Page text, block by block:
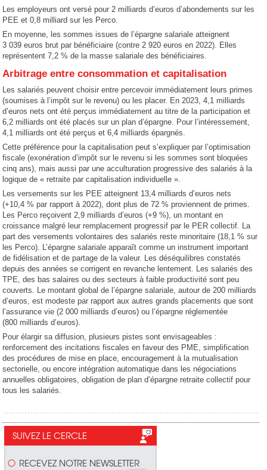
Les employeurs ont versé pour 2 milliards d’euros d’abondements sur les
PEE et 0,8 milliard sur les Perco.
En moyenne, les sommes issues de l’épargne salariale atteignent
3 039 euros brut par bénéficiaire (contre 2 920 euros en 2022). Elles
représentent 7,2 % de la masse salariale des bénéficiaires.
Arbitrage entre consommation et capitalisation
Les salariés peuvent choisir entre percevoir immédiatement leurs primes
(soumises à l’impôt sur le revenu) ou les placer. En 2023, 4,1 milliards
d’euros nets ont été perçus immédiatement au titre de la participation et
6,2 milliards ont été placés sur un plan d’épargne. Pour l’intéressement,
4,1 milliards ont été perçus et 6,4 milliards épargnés.
Cette préférence pour la capitalisation peut s’expliquer par l’optimisation
fiscale (exonération d’impôt sur le revenu si les sommes sont bloquées
cinq ans), mais aussi par une acculturation progressive des salariés à la
logique de « retraite par capitalisation individuelle ».
Les versements sur les PEE atteignent 13,4 milliards d’euros nets
(+10,4 % par rapport à 2022), dont plus de 72 % proviennent de primes.
Les Perco reçoivent 2,9 milliards d’euros (+9 %), un montant en
croissance malgré leur remplacement progressif par le PER collectif. La
part des versements volontaires des salariés reste minoritaire (18,1 % sur
les Perco). L’épargne salariale apparaît comme un instrument important
de fidélisation et de partage de la valeur. Les déséquilibres constatés
depuis des années se corrigent en revanche lentement. Les salariés des
TPE, des bas salaires ou des secteurs à faible productivité sont peu
couverts. Le montant global de l’épargne salariale, autour de 200 milliards
d’euros, est modeste par rapport aux autres grands placements que sont
l’assurance vie (2 000 milliards d’euros) ou l’épargne réglementée
(800 milliards d’euros).
Pour élargir sa diffusion, plusieurs pistes sont envisageables :
renforcement des incitations fiscales en faveur des PME, simplification
des procédures de mise en place, encouragement à la mutualisation
sectorielle, ou encore intégration automatique dans les négociations
annuelles obligatoires, obligation de plan d’épargne retraite collectif pour
tous les salariés.
SUIVEZ LE CERCLE
RECEVEZ NOTRE NEWSLETTER